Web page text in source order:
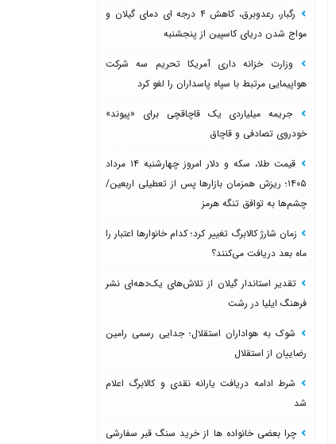
رگبار، رعدوبرق، کاهش ۴ درجه ای دمای گیلان و
مواج شدن دریای کاسپین از پنجشنبه
وزارت خزانه داری آمریکا تحریم سه شرکت
هواپیمایی مرتبط با سپاه پاسداران را لغو کرد
جریمه میلیاردی یک قاچاقچی برای «پیوند»
خودروی تصادفی و قاچاق
قیمت طلا، سکه و دلار امروز چهارشنبه ۱۴ مرداد
۱۴۰۵؛ ریزش همزمان بازارها پس از تعطیلی اربعین/
چشم‌ها به توافق تنگه هرمز
زمان شارژ کالابرگ تغییر کرد؛ کدام خانوارها اعتبار را
ماه بعد دریافت می‌کنند؟
تقدیر استاندار گیلان از تلاش‌های یک‌دهه‌ای نشر
فرهنگ ایلیا در رشت
شوک به هواداران استقلال؛ جدایی رسمی رامین
رضاییان از استقلال
شرط ادامه دریافت یارانه نقدی و کالابرگ اعلام
شد
چرا بعضی خانواده ها از خرید سنگ قبر سفارشی